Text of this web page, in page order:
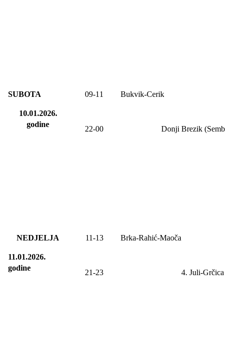
SUBOTA
10.01.2026.
godine
09-1 1 Bukvik-Cerik
22-00 Donji Brezik
NEDJELJA
11.01.2026.
godine
11-13 Brka-Rahić-Maoča
21-23 4. Juli-Grčica